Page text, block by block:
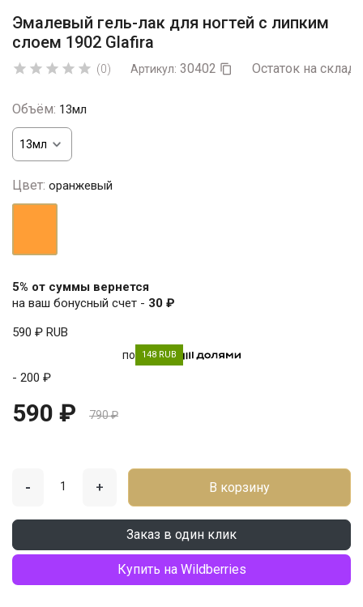
Эмалевый гель-лак для ногтей с липким
слоем 1902 Glafira
     (0) Артикул: 30402  Остаток на
Объём: 13мл
Цвет: оранжевый
5% от суммы вернется
на ваш бонусный счет - 30 ₽
590 ₽ RUB
по 148 RUB
- 200 ₽
590 ₽ 790 ₽
- + В корзину
Заказ в один клик
Купить на Wildberries